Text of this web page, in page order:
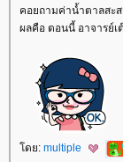
คอยถามค่าน้ำตาลสะ
ผลคือ ตอนนี้ อาจารย์
ดย: multiple